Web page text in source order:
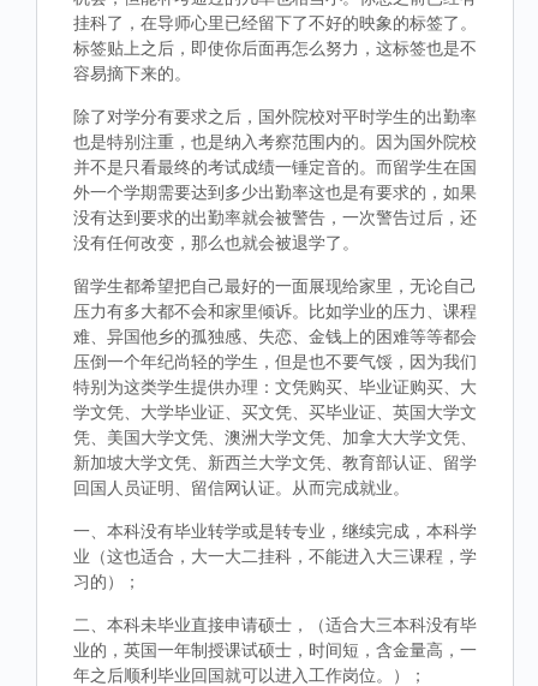
挂科了，在导师心里已经留下了不好的映象的标签了。
标签贴上之后，即使你后面再怎么努力，这标签也是不
容易摘下来的。
除了对学分有要求之后，国外院校对平时学生的出勤率
也是特别注重，也是纳入考察范围内的。因为国外院校
并不是只看最终的考试成绩一锤定音的。而留学生在国
外一个学期需要达到多少出勤率这也是有要求的，如果
没有达到要求的出勤率就会被警告，一次警告过后，还
没有任何改变，那么也就会被退学了。
留学生都希望把自己最好的一面展现给家里，无论自己
压力有多大都不会和家里倾诉。比如学业的压力、课程
难、异国他乡的孤独感、失恋、金钱上的困难等等都会
压倒一个年纪尚轻的学生，但是也不要气馁，因为我们
特别为这类学生提供办理：文凭购买、毕业证购买、大
学文凭、大学毕业证、买文凭、买毕业证、英国大学文
凭、美国大学文凭、澳洲大学文凭、加拿大大学文凭、
新加坡大学文凭、新西兰大学文凭、教育部认证、留学
回国人员证明、留信网认证。从而完成就业。
一、本科没有毕业转学或是转专业，继续完成，本科学
业（这也适合，大一大二挂科，不能进入大三课程，学
习的）；
二、本科未毕业直接申请硕士，（适合大三本科没有毕
业的，英国一年制授课试硕士，时间短，含金量高，一
年之后顺利毕业回国就可以进入工作岗位。）；